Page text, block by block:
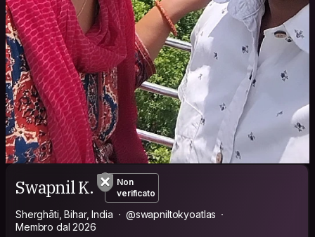
Swapnil K.
Non
verificato
Sherghāti, Bihar, India
@swapniltokyoatlas
Membro dal 2026